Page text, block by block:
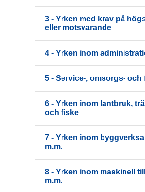
3 - Yrken med krav på
eller motsvarande
4 - Yrken inom
5 - Service-, omsorgs-
6 - Yrken inom lantbruk,
och fiske
7 - Yrken inom
m.m.
8 - Yrken inom maskinell
m.m.